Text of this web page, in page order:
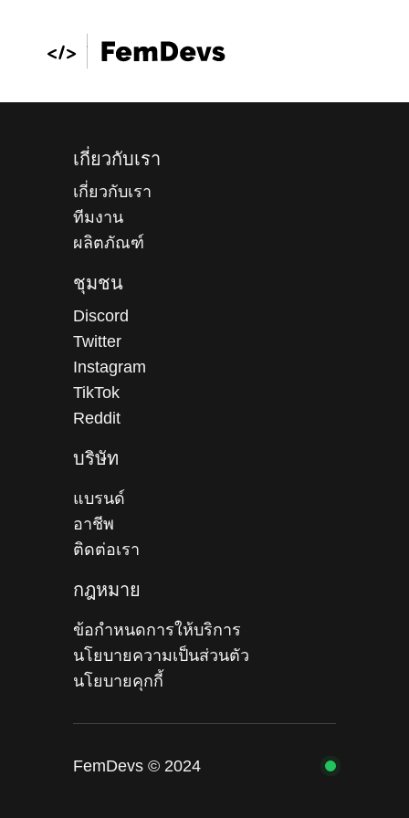
เกี่ยวกับเรา
เกี่ยวกับเรา
ทีมงาน
ผลิตภัณฑ์
ชุมชน
Discord
Twitter
Instagram
TikTok
Reddit
บริษัท
แบรนด์
อาชีพ
ติดต่อเรา
กฎหมาย
ข้อกำหนดการให้บริการ
นโยบายความเป็นส่วนตัว
นโยบายคุกกี้
FemDevs © 2024